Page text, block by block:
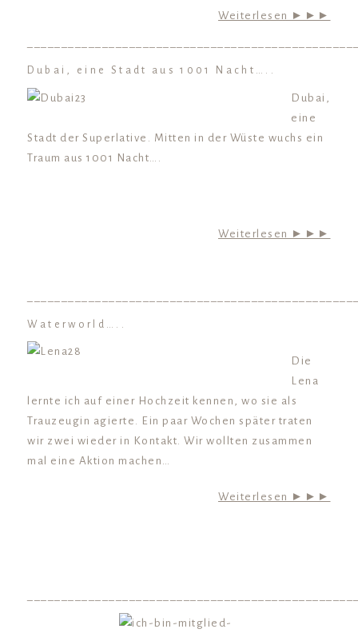
Weiterlesen ►►►
Dubai, eine Stadt aus 1001 Nacht…..
Dubai,
eine
Stadt der Superlative. Mitten in der Wüste wuchs ein
Traum aus 1001 Nacht….
Weiterlesen ►►►
Waterworld…..
Die
Lena
lernte ich auf einer Hochzeit kennen, wo sie als
Trauzeugin agierte. Ein paar Wochen später traten
wir zwei wieder in Kontakt. Wir wollten zusammen
mal eine Aktion machen…
Weiterlesen ►►►